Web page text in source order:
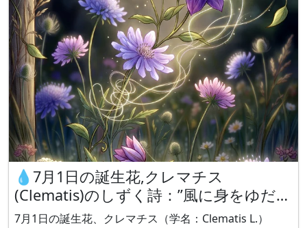
💧7月1日の誕生花,クレマチス
(Clematis)のしずく詩：”風に身をゆだね
て" by Aqu
7月1日の誕生花、クレマチス（学名：Clematis L.）